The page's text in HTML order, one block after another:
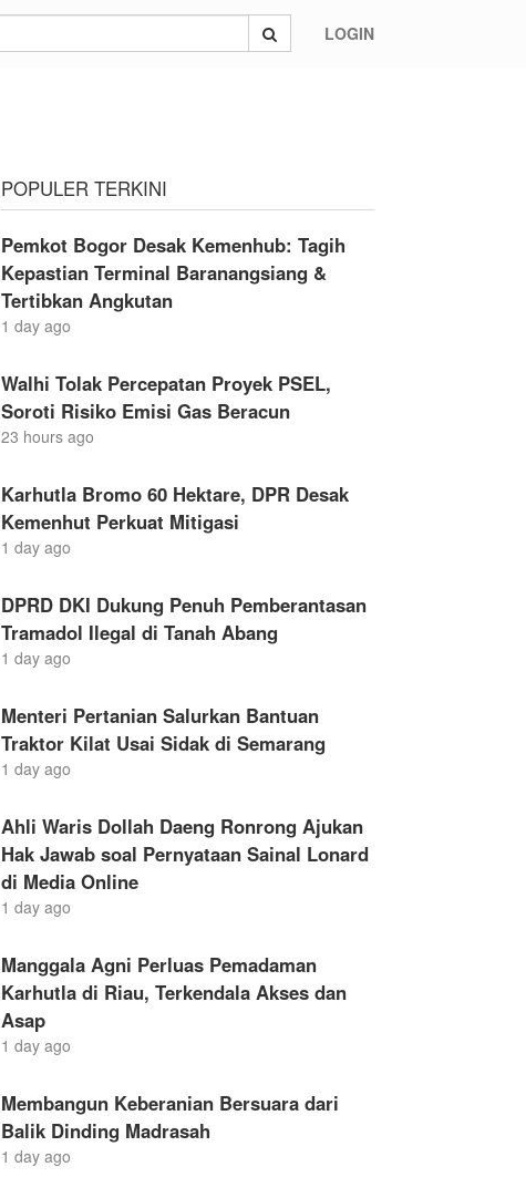
LOGIN
POPULER TERKINI
Pemkot Bogor Desak Kemenhub: Tagih
Kepastian Terminal Baranangsiang &
Tertibkan Angkutan
1 day ago
Walhi Tolak Percepatan Proyek PSEL,
Soroti Risiko Emisi Gas Beracun
23 hours ago
Karhutla Bromo 60 Hektare, DPR Desak
Kemenhut Perkuat Mitigasi
1 day ago
DPRD DKI Dukung Penuh Pemberantasan
Tramadol Ilegal di Tanah Abang
1 day ago
Menteri Pertanian Salurkan Bantuan
Traktor Kilat Usai Sidak di Semarang
1 day ago
Ahli Waris Dollah Daeng Ronrong Ajukan
Hak Jawab soal Pernyataan Sainal Lonard
di Media Online
1 day ago
Manggala Agni Perluas Pemadaman
Karhutla di Riau, Terkendala Akses dan
Asap
1 day ago
Membangun Keberanian Bersuara dari
Balik Dinding Madrasah
1 day ago